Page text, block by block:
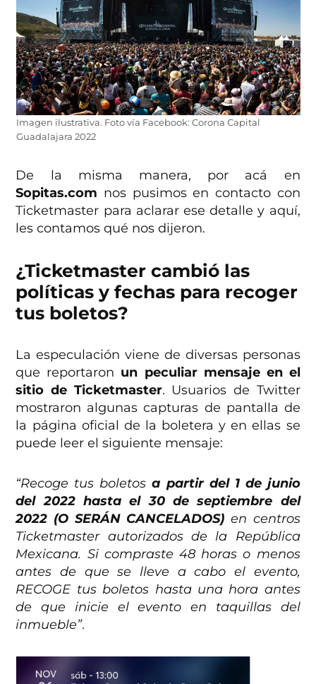
Imagen ilustrativa. Foto vía Facebook: Corona Capital
Guadalajara 2022
De la misma manera, por acá en
Sopitas.com nos pusimos en contacto con
Ticketmaster para aclarar ese detalle y aquí,
les contamos qué nos dijeron.
¿Ticketmaster cambió las
políticas y fechas para recoger
tus boletos?
La especulación viene de diversas personas
que reportaron un peculiar mensaje en el
sitio de Ticketmaster. Usuarios de Twitter
mostraron algunas capturas de pantalla de
la página oficial de la boletera y en ellas se
puede leer el siguiente mensaje:
“Recoge tus boletos a partir del 1 de junio
del 2022 hasta el 30 de septiembre del
2022 (O SERÁN CANCELADOS) en centros
Ticketmaster autorizados de la República
Mexicana. Si compraste 48 horas o menos
antes de que se lleve a cabo el evento,
RECOGE tus boletos hasta una hora antes
de que inicie el evento en taquillas del
inmueble”.